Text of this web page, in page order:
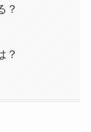
？
？